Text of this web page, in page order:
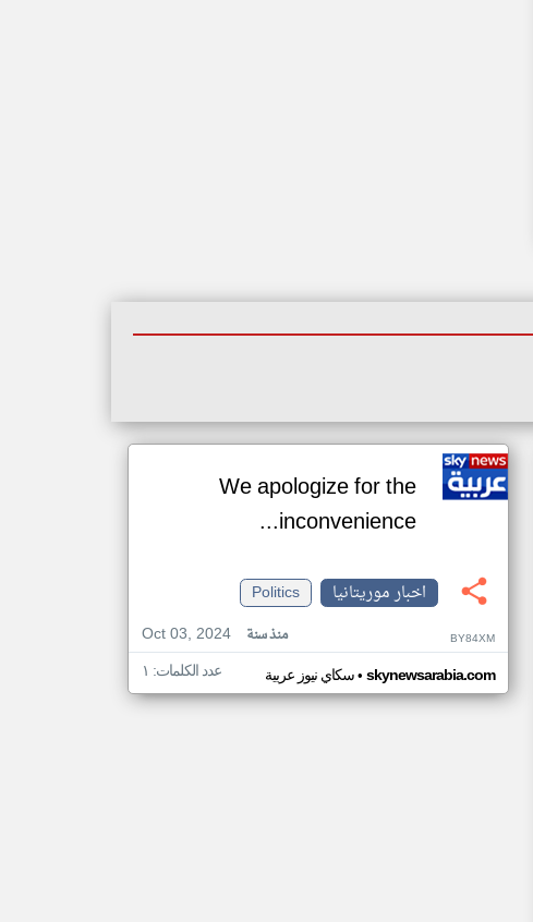
We apologize for the
inconvenience...
اخبار موريتانيا
Politics
Oct 03, 2024
منذ سنة BY84XM
سكاي نيوز عربية• skynewsarabia.com عدد الكلمات: ١